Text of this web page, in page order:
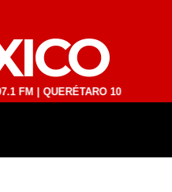
103.1 FM | SAN